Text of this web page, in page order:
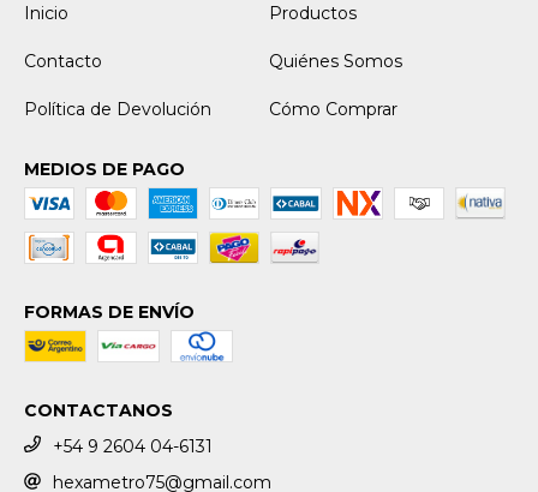
Inicio
Productos
Contacto Quiénes Somos
Política de Devolución Cómo Comprar
MEDIOS DE PAGO
FORMAS DE ENVÍO
CONTACTANOS
+54 9 2604 04-6131
hexametro75@gmail.com